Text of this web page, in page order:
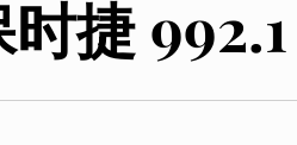
捷